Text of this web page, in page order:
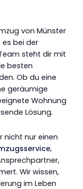
von Münster
es bei der
steht dir mit
besten
Ob du eine
geräumige
Wohnung
Lösung.
nicht nur einen
,
Wir wissen,
im Leben